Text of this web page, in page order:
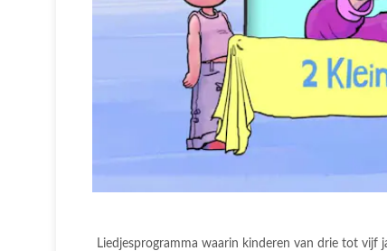
Liedjesprogramma waarin kinderen van drie tot vijf